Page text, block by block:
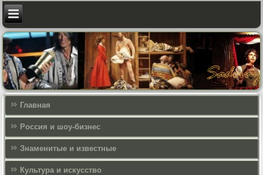
Главная
Россия и шоу-бизнес
Знаменитые и известные
Культура и искусcтво